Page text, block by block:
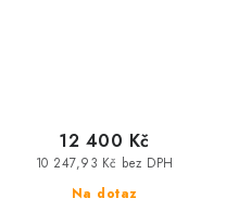
Na dotaz
10 247,93 Kč bez DPH
12 400 Kč